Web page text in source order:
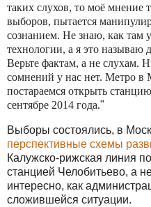
таких слухов, то моё мнение
выборов, пытается
сознанием. Не знаю, как там
технологии, а я это
Верьте фактам, а не слухам.
сомнений у нас нет. Метро
постараемся открыть
сентябре 2014 года."
Выборы состоялись, в
перспективные схемы
Калужско-рижская линия
станцией Челобитьево, а
интересно, как
сложившейся ситуации.